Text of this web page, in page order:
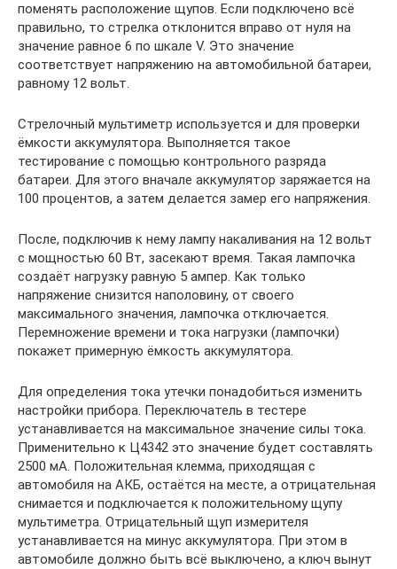
поменять расположение щупов. Если подключено всё
правильно, то стрелка отклонится вправо от нуля на
значение равное 6 по шкале V. Это значение
соответствует напряжению на автомобильной батареи,
равному 12 вольт.
Стрелочный мультиметр используется и для проверки
ёмкости аккумулятора. Выполняется такое
тестирование с помощью контрольного разряда
батареи. Для этого вначале аккумулятор заряжается на
100 процентов, а затем делается замер его напряжения.
После, подключив к нему лампу накаливания на 12 вольт
с мощностью 60 Вт, засекают время. Такая лампочка
создаёт нагрузку равную 5 ампер. Как только
напряжение снизится наполовину, от своего
максимального значения, лампочка отключается.
Перемножение времени и тока нагрузки (лампочки)
покажет примерную ёмкость аккумулятора.
Для определения тока утечки понадобиться изменить
настройки прибора. Переключатель в тестере
устанавливается на максимальное значение силы тока.
Применительно к Ц4342 это значение будет составлять
2500 мА. Положительная клемма, приходящая с
автомобиля на АКБ, остаётся на месте, а отрицательная
снимается и подключается к положительному щупу
мультиметра. Отрицательный щуп измерителя
устанавливается на минус аккумулятора. При этом в
автомобиле должно быть всё выключено, а ключ вынут